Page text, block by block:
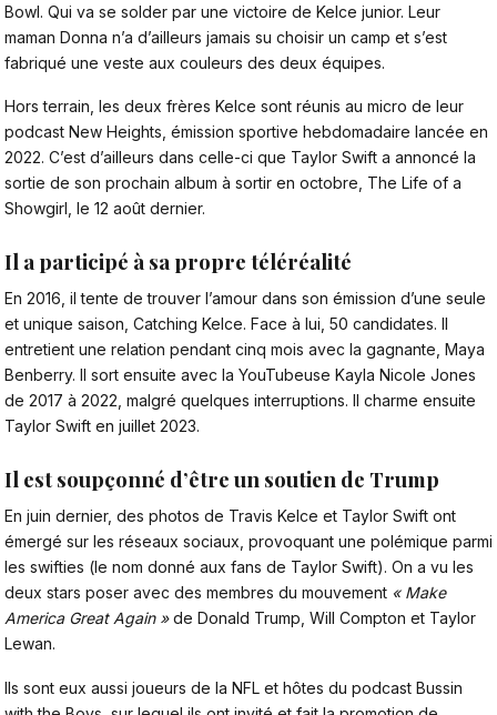
Bowl. Qui va se solder par une victoire de Kelce junior. Leur
maman Donna n’a d’ailleurs jamais su choisir un camp et s’est
fabriqué une veste aux couleurs des deux équipes.
Hors terrain, les deux frères Kelce sont réunis au micro de leur
podcast New Heights, émission sportive hebdomadaire lancée en
2022. C’est d’ailleurs dans celle-ci que Taylor Swift a annoncé la
sortie de son prochain album à sortir en octobre, The Life of a
Showgirl, le 12 août dernier.
Il a participé à sa propre téléréalité
En 2016, il tente de trouver l’amour dans son émission d’une seule
et unique saison, Catching Kelce. Face à lui, 50 candidates. Il
entretient une relation pendant cinq mois avec la gagnante, Maya
Benberry. Il sort ensuite avec la YouTubeuse Kayla Nicole Jones
de 2017 à 2022, malgré quelques interruptions. Il charme ensuite
Taylor Swift en juillet 2023.
Il est soupçonné d’être un soutien de Trump
En juin dernier, des photos de Travis Kelce et Taylor Swift ont
émergé sur les réseaux sociaux, provoquant une polémique parmi
les swifties (le nom donné aux fans de Taylor Swift). On a vu les
deux stars poser avec des membres du mouvement « Make
America Great Again »de Donald Trump, Will Compton et Taylor
Lewan.
Ils sont eux aussi joueurs de la NFL et hôtes du podcast Bussin